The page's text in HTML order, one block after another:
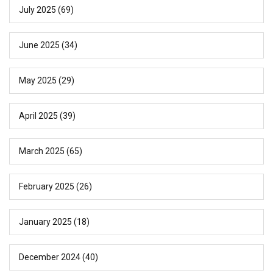
July 2025 (69)
June 2025 (34)
May 2025 (29)
April 2025 (39)
March 2025 (65)
February 2025 (26)
January 2025 (18)
December 2024(40)